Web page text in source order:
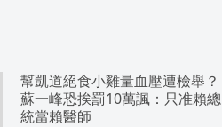
幫凱道絕食小雞量血壓遭檢舉？
蘇一峰恐挨罰10萬諷：只准賴總
統當賴醫師